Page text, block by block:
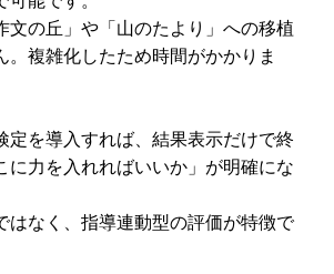
文の丘」や「山のたより」への移植
。複雑化したため時間がかかりま
を導入すれば、結果表示だけで終
に力を入れればいいか」が明確にな
なく、指導連動型の評価が特徴で